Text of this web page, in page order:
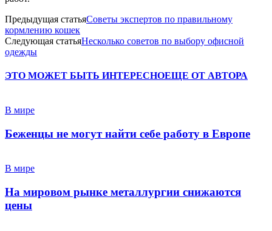
Предыдущая статьяСоветы экспертов по правильному
кормлению кошек
Следующая статьяНесколько советов по выбору офисной
одежды
ЭТО МОЖЕТ БЫТЬ ИНТЕРЕСНОЕЩЕ ОТ АВТОРА
В мире
Беженцы не могут найти себе работу в Европе
В мире
На мировом рынке металлургии снижаются
цены